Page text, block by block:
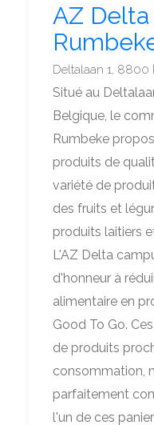
AZ
Deltalaan 1, 8800
Situé au
Belgique, le
Rumbeke
produits de
variété de
des fruits et
produits laitiers
L'AZ Delta
d'honneur à
alimentaire en
Good To Go.
de produits
consommation,
parfaitement
l'un de ces